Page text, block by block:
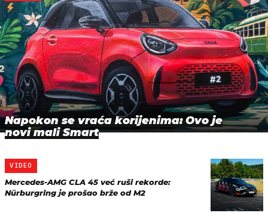
Napokon se vraća korijenima: Ovo je
novi mali Smart
VIDEO
Mercedes-AMG CLA 45 već ruši rekorde:
Nürburgring je prošao brže od M2